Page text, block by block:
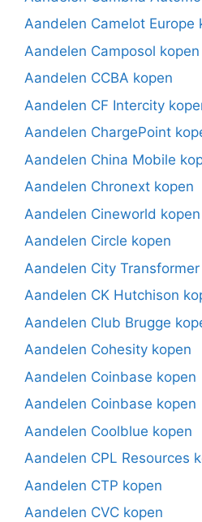
Aandelen Camelot Europe
Aandelen Camposol kopen
Aandelen CCBA kopen
Aandelen CF Intercity
Aandelen ChargePoint
Aandelen China Mobile
Aandelen Chronext kopen
Aandelen Cineworld kopen
Aandelen Circle kopen
Aandelen City
Aandelen CK Hutchison
Aandelen Club Brugge
Aandelen Cohesity kopen
Aandelen Coinbase kopen
Aandelen Coinbase kopen
Aandelen Coolblue kopen
Aandelen CPL Resources
Aandelen CTP kopen
Aandelen CVC kopen